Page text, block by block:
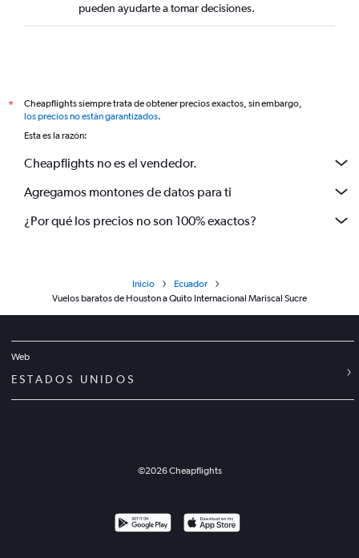
pueden ayudarte a tomar decisiones.
*
Cheapflights siempre trata de obtener precios exactos, sin embargo,
los precios no están garantizados.
Esta es la razón:
Cheapflights no es el vendedor.
Agregamos montones de datos para ti
¿Por qué los precios no son 100% exactos?
Inicio
Ecuador
Vuelos baratos de Houston a Quito Internacional Mariscal Sucre
Web
ESTADOS UNIDOS
©2026Cheapflights